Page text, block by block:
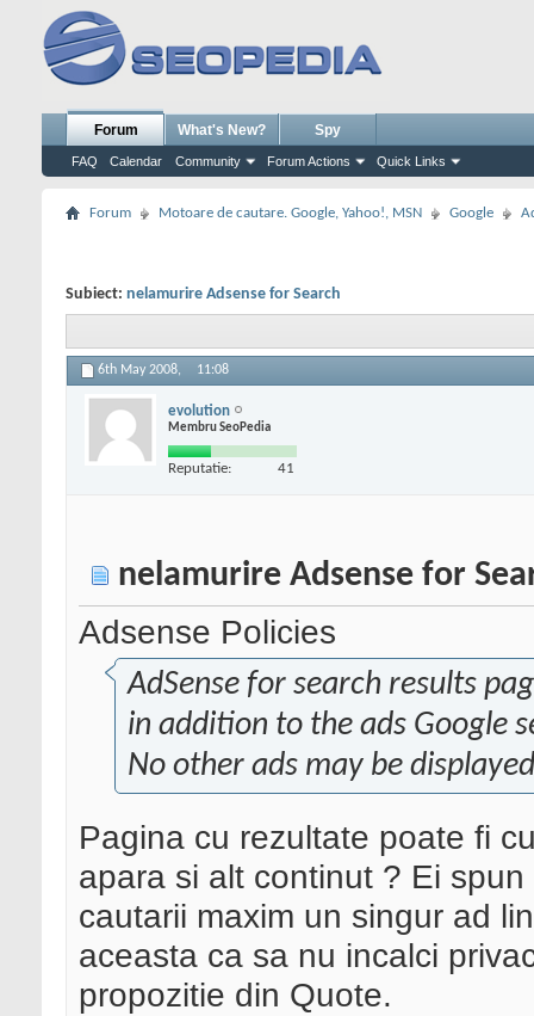
Forum
FAQ Calendar Community Forum Actions Quick Links
What's New? Spy
Forum Motoare de cautare. Google, Yahoo!, MSN Google
Subiect: nelamurire Adsense for Search
6th May 2008, 11:08
evolution
Membru SeoPedia
Reputatie: 41
nelamurire Adsense for
Adsense Policies
AdSense for search results
in addition to the ads Google
No other ads may be
Pagina cu rezultate poate fi
apara si alt continut ? Ei
cautarii maxim un singur ad
aceasta ca sa nu incalci
propozitie din Quote.